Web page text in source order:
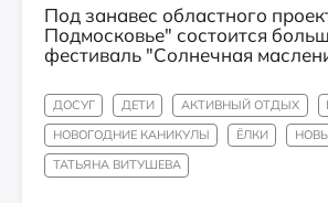
Под занавес областного
Подмосковье" состоится
фестиваль "Солнечная
ДОСУГ ДЕТИ АКТИВНЫЙ ОТДЫХ
НОВОГОДНИЕ КАНИКУЛЫ
ЁЛКИ
ТАТЬЯНА ВИТУШЕВА